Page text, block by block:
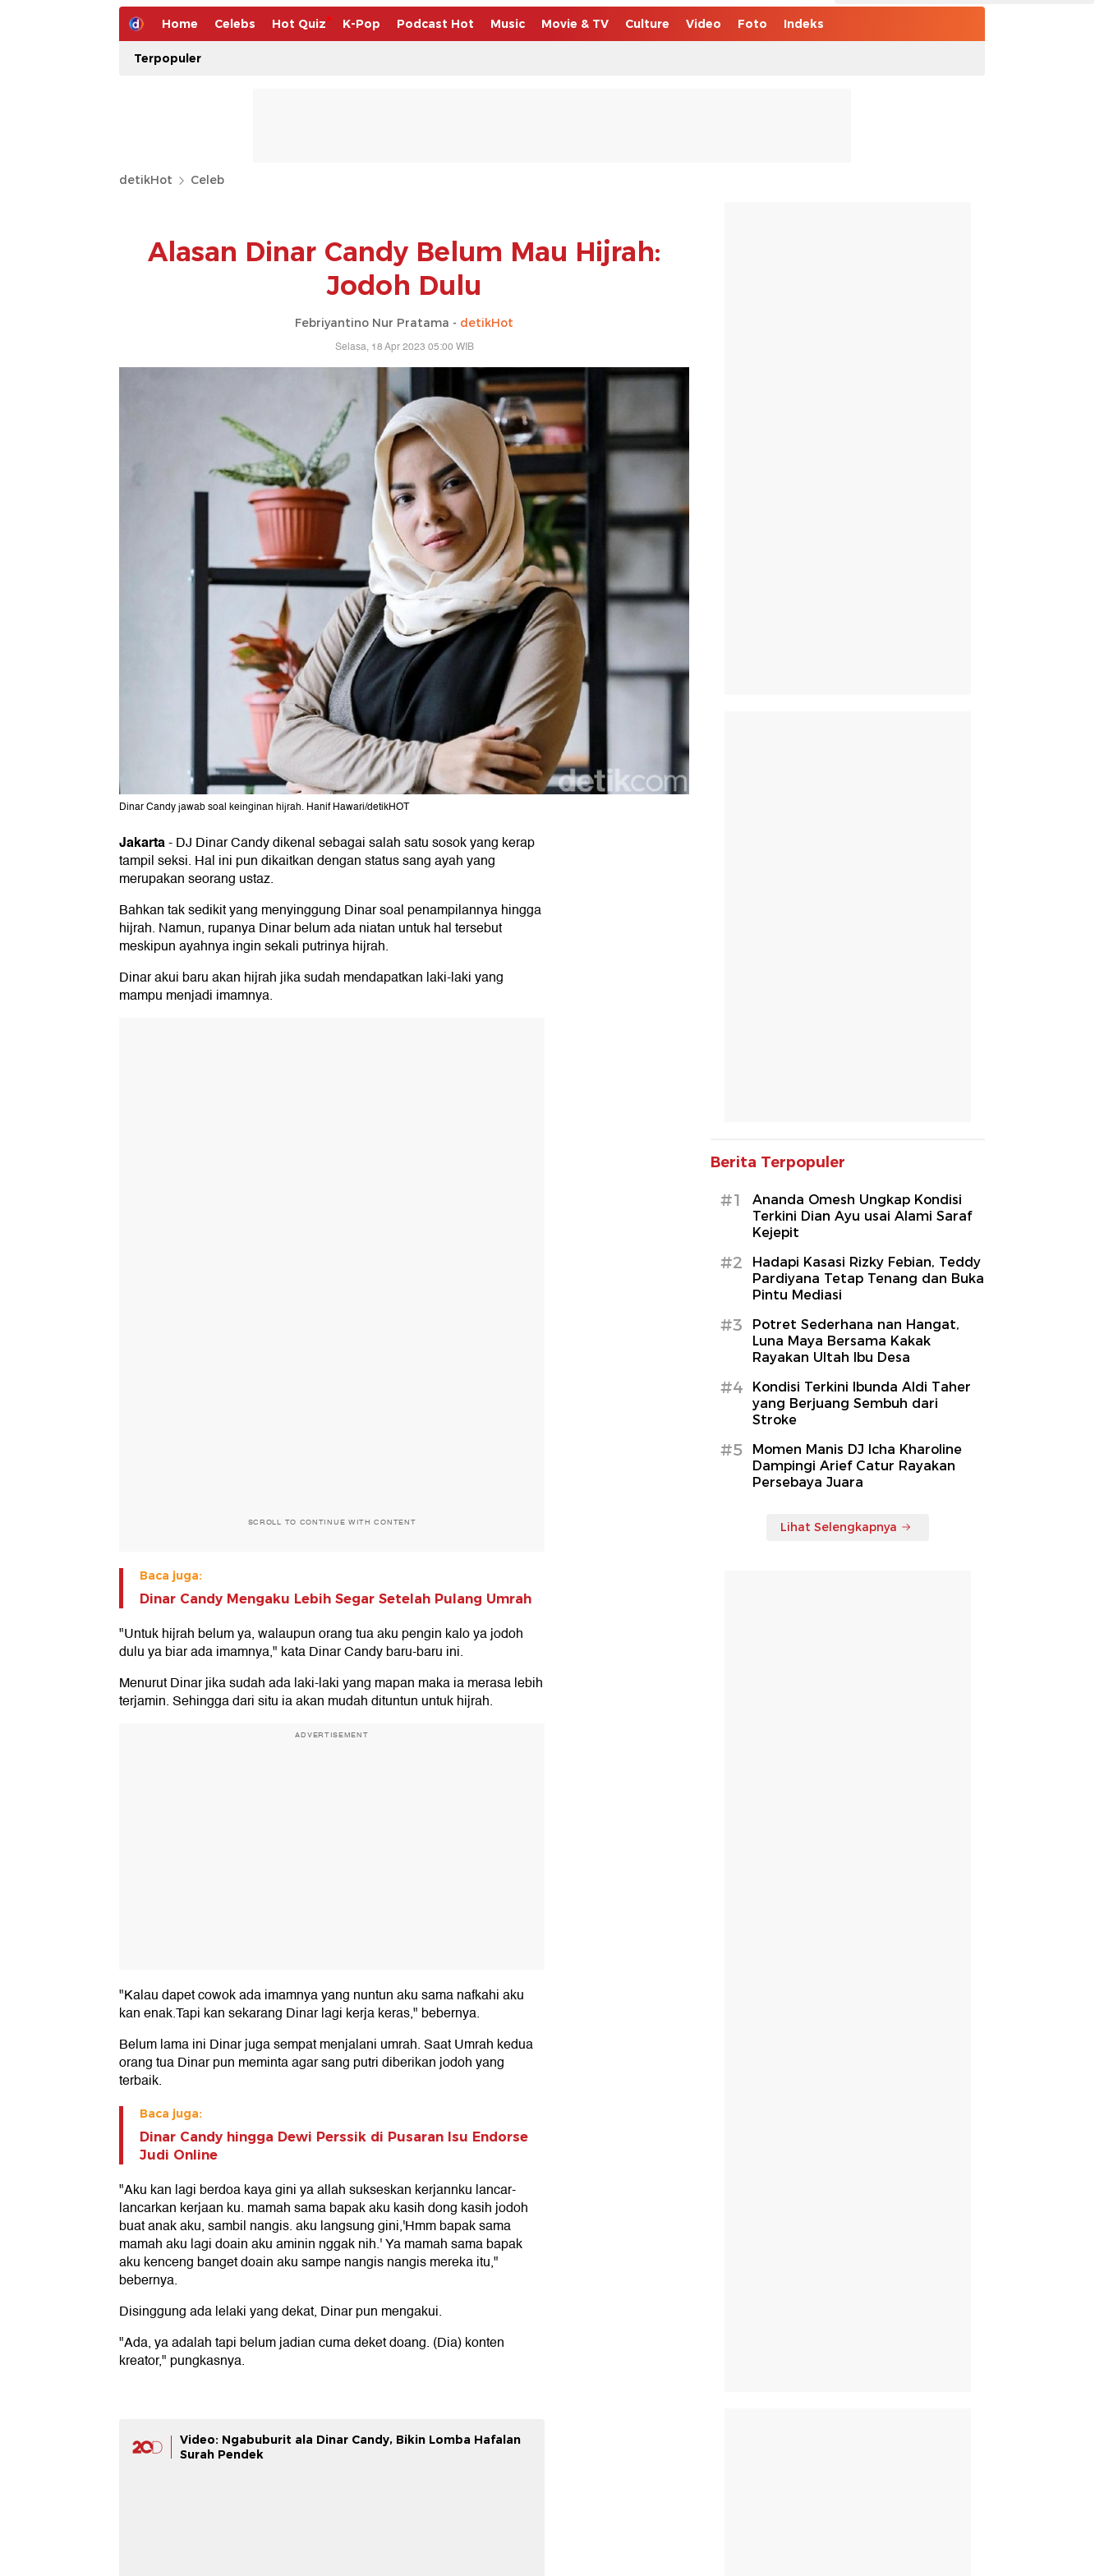
Home Celebs Hot Quiz K-Pop Podcast Hot Music Movie & TV Culture Video Foto Indeks
Terpopuler
detikHot Celeb
Alasan Dinar Candy Belum Mau Hijrah:
Jodoh Dulu
Febriyantino Nur Pratama - detikHot
Selasa, 18 Apr 2023 05:00 WIB
Dinar Candy jawab soal keinginan hijrah. Hanif Hawari/detikHOT
Jakarta-DJ Dinar Candy dikenal sebagai salah satu sosok yang kerap
tampil seksi. Hal ini pun dikaitkan dengan status sang ayah yang
merupakan seorang ustaz.
Bahkan tak sedikit yang menyinggung Dinar soal penampilannya hingga
hijrah. Namun, rupanya Dinar belum ada niatan untuk hal tersebut
meskipun ayahnya ingin sekali putrinya hijrah.
Dinar akui baru akan hijrah jika sudah mendapatkan laki-laki yang
mampu menjadi imamnya.
SCROLL TO CONTINUE WITH CONTENT
Baca juga:
Dinar Candy Mengaku Lebih Segar Setelah Pulang Umrah
"Untuk hijrah belum ya, walaupun orang tua aku pengin kalo ya jodoh
dulu ya biar ada imamnya," kata Dinar Candy baru-baru ini.
Menurut Dinar jika sudah ada laki-laki yang mapan maka ia merasa lebih
terjamin. Sehingga dari situ ia akan mudah dituntun untuk hijrah.
ADVERTISEMENT
"Kalau dapet cowok ada imamnya yang nuntun aku sama nafkahi aku
kan enak.Tapi kan sekarang Dinar lagi kerja keras," bebernya.
Belum lama ini Dinar juga sempat menjalani umrah. Saat Umrah kedua
orang tua Dinar pun meminta agar sang putri diberikan jodoh yang
terbaik.
Baca juga:
Dinar Candy hingga Dewi Perssik di Pusaran Isu Endorse
Judi Online
"Aku kan lagi berdoa kaya gini ya allah sukseskan kerjannku lancar-
lancarkan kerjaan ku. mamah sama bapak aku kasih dong kasih jodoh
buat anak aku, sambil nangis. aku langsung gini,'Hmm bapak sama
mamah aku lagi doain aku aminin nggak nih.' Ya mamah sama bapak
aku kenceng banget doain aku sampe nangis nangis mereka itu,"
bebernya.
Disinggung ada lelaki yang dekat, Dinar pun mengakui.
"Ada, ya adalah tapi belum jadian cuma deket doang. (Dia) konten
kreator," pungkasnya.
Video: Ngabuburit ala Dinar Candy, Bikin Lomba Hafalan
Surah Pendek
Berita Terpopuler
#1
Ananda Omesh Ungkap Kondisi
Terkini Dian Ayu usai Alami Saraf
Kejepit
#2
Hadapi Kasasi Rizky Febian, Teddy
Pardiyana Tetap Tenang dan Buka
Pintu Mediasi
#3
Potret Sederhana nan Hangat,
Luna Maya Bersama Kakak
Rayakan Ultah Ibu Desa
#4
Kondisi Terkini Ibunda Aldi Taher
yang Berjuang Sembuh dari
Stroke
#5
Momen Manis DJ Icha Kharoline
Dampingi Arief Catur Rayakan
Persebaya Juara
Lihat Selengkapnya